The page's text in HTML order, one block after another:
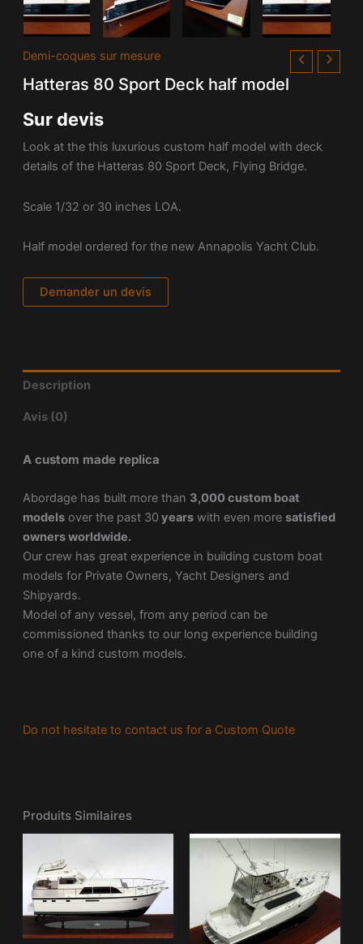
Demi-coques sur mesure
Hatteras 80 Sport Deck half model
Sur devis
Look at the this luxurious custom half model with deck
details of the Hatteras 80 Sport Deck, Flying Bridge.
Scale 1/32 or 30 inches LOA.
Half model ordered for the new Annapolis Yacht Club.
Demander un devis
Description
Avis (0)
A custom made replica
Abordage has built more than 3,000 custom boat
modelsover the past 30 yearswith even more satisfied
owners worldwide.
Our crew has great experience in building custom boat
models for Private Owners, Yacht Designers and
Shipyards.
Model of any vessel, from any period can be
commissioned thanks to our long experience building
one of a kind custom models.
Do not hesitate to contact us for a Custom Quote
Produits Similaires